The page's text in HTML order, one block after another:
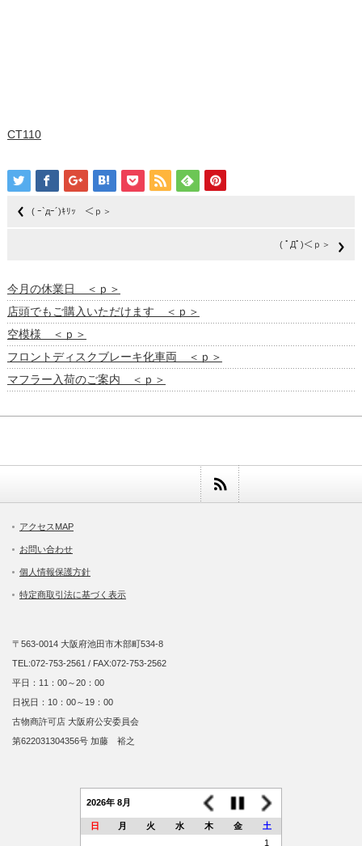
CT110
( ｰ`дｰ´)ｷﾘｯ ＜ｐ＞
( ﾟДﾟ)＜ｐ＞
今月の休業日 ＜ｐ＞
店頭でもご購入いただけます ＜ｐ＞
空模様 ＜ｐ＞
フロントディスクブレーキ化車両 ＜ｐ＞
マフラー入荷のご案内 ＜ｐ＞
アクセスMAP
お問い合わせ
個人情報保護方針
特定商取引法に基づく表示
〒563-0014 大阪府池田市木部町534-8
TEL:072-753-2561 / FAX:072-753-2562
平日：11：00～20：00
日祝日：10：00～19：00
古物商許可店 大阪府公安委員会
第622031304356号 加藤 裕之
2026年 8月
日 月 火 水 木 金
土
1